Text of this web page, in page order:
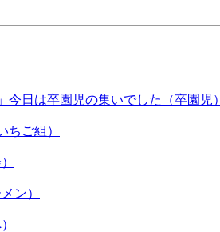
今日は卒園児の集いでした（卒園児）
ちご組）
ン）